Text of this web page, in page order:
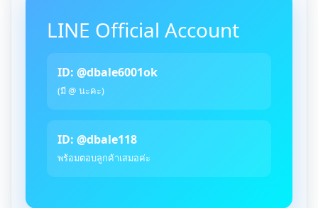
LINE Official Account
ID: @dbale6001ok
(มี @ นะคะ)
ID: @dbale118
พร้อมตอบลูกค้าเสมอค่ะ